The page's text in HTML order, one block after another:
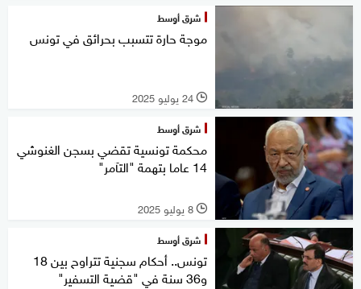
شرق أوسط
موجة حارة تتسبب بحرائق في تونس
l 24 يوليو 2025
شرق أوسط
محكمة تونسية تقضي بسجن الغنوشي
14 عاما بتهمة "التآمر"
l 8 يوليو 2025
شرق أوسط
تونس.. أحكام سجنية تتراوح بين 18
و36 سنة في "قضية التسفير"